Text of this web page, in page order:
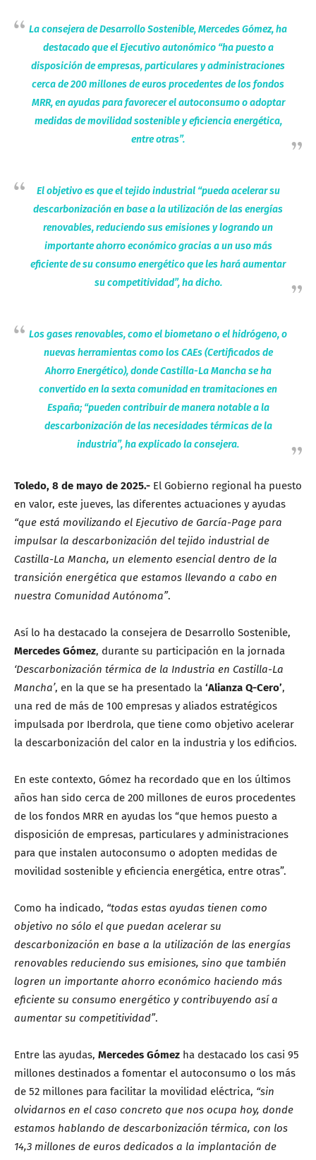
La consejera de Desarrollo Sostenible, Mercedes Gómez, ha
destacado que el Ejecutivo autonómico “ha puesto a
disposición de empresas, particulares y administraciones
cerca de 200 millones de euros procedentes de los fondos
MRR, en ayudas para favorecer el autoconsumo o adoptar
medidas de movilidad sostenible y eficiencia energética,
entre otras”.
El objetivo es que el tejido industrial “pueda acelerar su
descarbonización en base a la utilización de las energías
renovables, reduciendo sus emisiones y logrando un
importante ahorro económico gracias a un uso más
eficiente de su consumo energético que les hará aumentar
su competitividad”, ha dicho.
Los gases renovables, como el biometano o el hidrógeno, o
nuevas herramientas como los CAEs (Certificados de
Ahorro Energético), donde Castilla-La Mancha se ha
convertido en la sexta comunidad en tramitaciones en
España; “pueden contribuir de manera notable a la
descarbonización de las necesidades térmicas de la
industria”, ha explicado la consejera.
Toledo, 8 de mayo de 2025.- El Gobierno regional ha puesto
en valor, este jueves, las diferentes actuaciones y ayudas
“que está movilizando el Ejecutivo de García-Page para
impulsar la descarbonización del tejido industrial de
Castilla-La Mancha, un elemento esencial dentro de la
transición energética que estamos llevando a cabo en
nuestra Comunidad Autónoma”.
Así lo ha destacado la consejera de Desarrollo Sostenible,
Mercedes Gómez, durante su participación en la jornada
‘Descarbonización térmica de la Industria en Castilla-La
Mancha’, en la que se ha presentado la ‘Alianza Q-Cero’,
una red de más de 100 empresas y aliados estratégicos
impulsada por Iberdrola, que tiene como objetivo acelerar
la descarbonización del calor en la industria y los edificios.
En este contexto, Gómez ha recordado que en los últimos
años han sido cerca de 200 millones de euros procedentes
de los fondos MRR en ayudas los “que hemos puesto a
disposición de empresas, particulares y administraciones
para que instalen autoconsumo o adopten medidas de
movilidad sostenible y eficiencia energética, entre otras”.
Como ha indicado, “todas estas ayudas tienen como
objetivo no sólo el que puedan acelerar su
descarbonización en base a la utilización de las energías
renovables reduciendo sus emisiones, sino que también
logren un importante ahorro económico haciendo más
eficiente su consumo energético y contribuyendo así a
aumentar su competitividad”.
Entre las ayudas, Mercedes Gómez ha destacado los casi 95
millones destinados a fomentar el autoconsumo o los más
de 52 millones para facilitar la movilidad eléctrica, “sin
olvidarnos en el caso concreto que nos ocupa hoy, donde
estamos hablando de descarbonización térmica, con los
14,3 millones de euros dedicados a la implantación de